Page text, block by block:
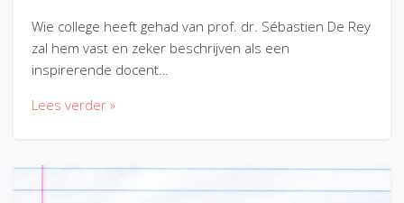
Wie college heeft gehad van prof. dr. Sébastien De Rey
zal hem vast en zeker beschrijven als een
inspirerende docent…
Lees verder »